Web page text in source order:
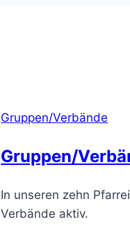
Gruppen/Verbände
Gruppen/
In unseren zehn
Verbände aktiv.